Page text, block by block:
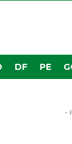
DF PE
-